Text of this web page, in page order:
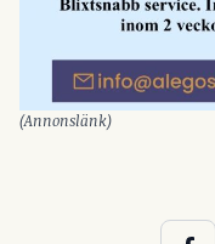
(Annonslänk)